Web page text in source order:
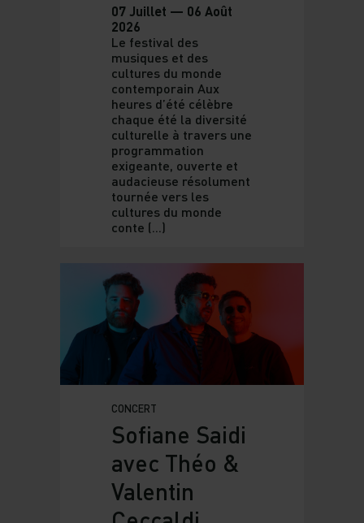
07 Juillet — 06 Août
2026
Le festival des
musiques et des
cultures du monde
contemporain Aux
heures d’été célèbre
chaque été la diversité
culturelle à travers une
programmation
exigeante, ouverte et
audacieuse résolument
tournée vers les
cultures du monde
conte (...)
CONCERT
Sofiane Saidi
avec Théo &
Valentin